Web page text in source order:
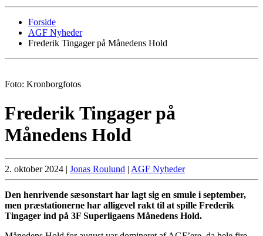
Forside
AGF Nyheder
Frederik Tingager på Månedens Hold
Foto: Kronborgfotos
Frederik Tingager på
Månedens Hold
2. oktober 2024 | Jonas Roulund | AGF Nyheder
Den henrivende sæsonstart har lagt sig en smule i september,
men præstationerne har alligevel rakt til at spille Frederik
Tingager ind på 3F Superligaens Månedens Hold.